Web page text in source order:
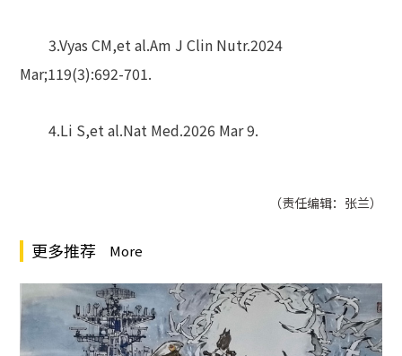
3.Vyas CM,et al.Am J Clin Nutr.2024
Mar;119(3):692-701.
4.Li S,et al.Nat Med.2026 Mar 9.
（责任编辑：张兰）
更多推荐 More